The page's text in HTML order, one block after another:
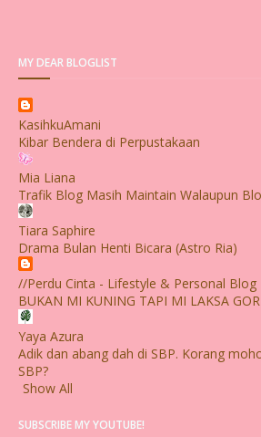
MY DEAR BLOGLIST
KasihkuAmani
Kibar Bendera di Perpustakaan
Mia Liana
Trafik Blog Masih Maintain Walaupun
Tiara Saphire
Drama Bulan Henti Bicara (Astro Ria)
//Perdu Cinta - Lifestyle & Personal Blog
BUKAN MI KUNING TAPI MI LAKSA
Yaya Azura
Adik dan abang dah di SBP. Korang
SBP?
Show All
SUBSCRIBE MY YOUTUBE!